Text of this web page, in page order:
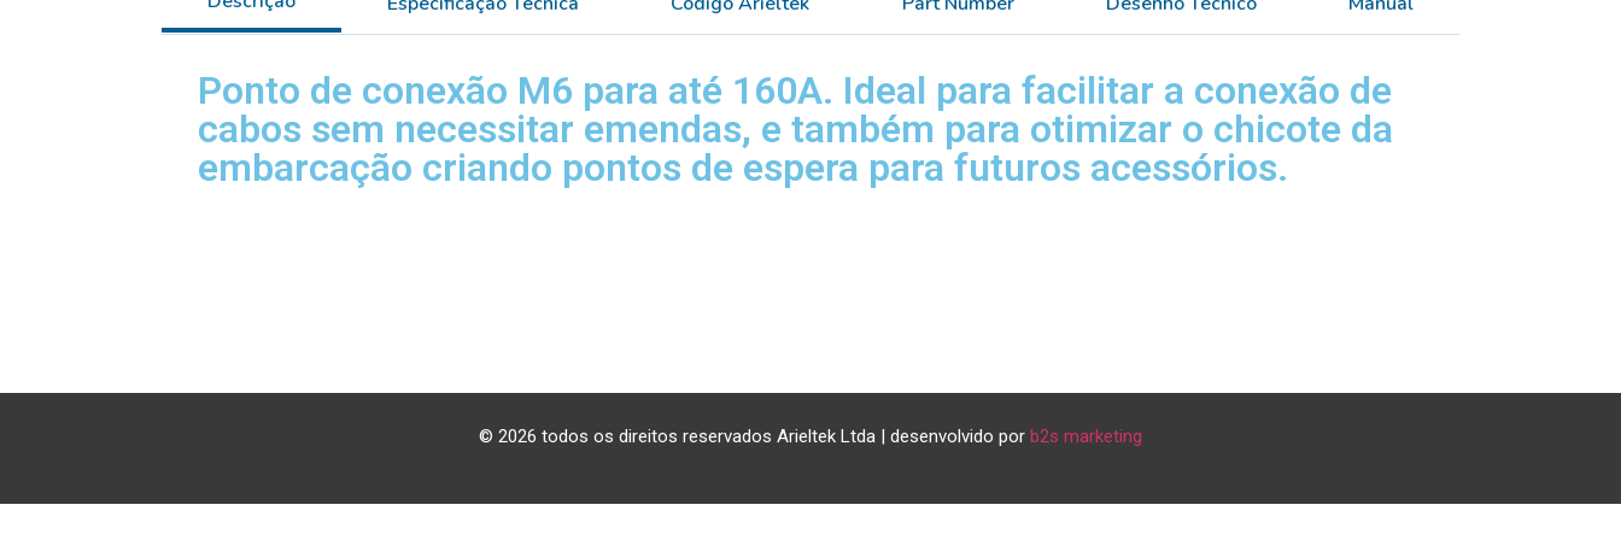
Ponto de conexão M6 para até 160A. Ideal para facilitar a conexão de
cabos sem necessitar emendas, e também para otimizar o chicote da
embarcação criando pontos de espera para futuros acessórios.
© 2026 todos os direitos reservados Arieltek Ltda | desenvolvido por b2s marketing